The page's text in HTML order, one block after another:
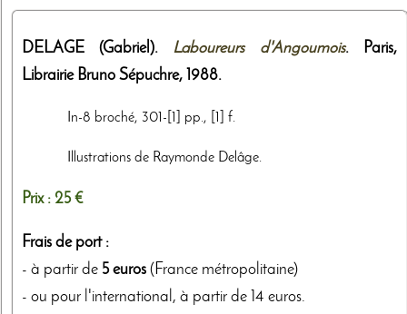
DELAGE (Gabriel). Laboureurs d'Angoumois. Paris,
Librairie Bruno Sépuchre, 1988.
In-8 broché, 301-[1] pp., [1] f.
Illustrations de Raymonde Delâge.
Prix : 25 €
Frais de port :
- à partir de 5 euros (France métropolitaine)
- ou pour l'international, à partir de 14 euros.